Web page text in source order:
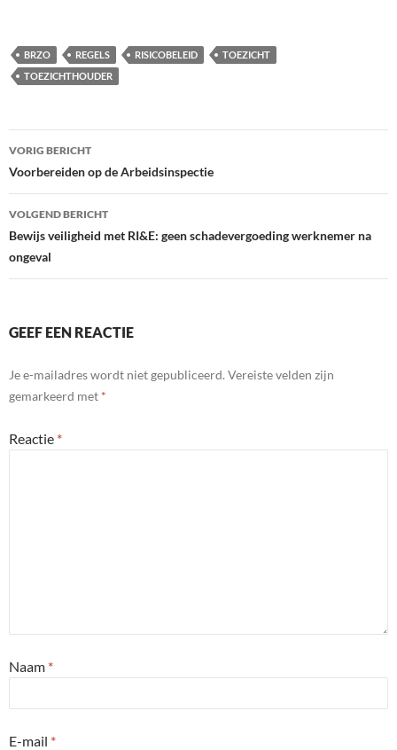
BRZO REGELS RISICOBELEID
TOEZICHT
TOEZICHTHOUDER
Bericht
navigatie
VORIG BERICHT
Voorbereiden op de Arbeidsinspectie
VOLGEND BERICHT
Bewijs veiligheid met RI&E: geen schadevergoeding werknemer na
ongeval
GEEF EEN REACTIE
Je e-mailadres wordt niet gepubliceerd. Vereiste velden zijn
gemarkeerd met *
Reactie *
Naam *
E-mail *